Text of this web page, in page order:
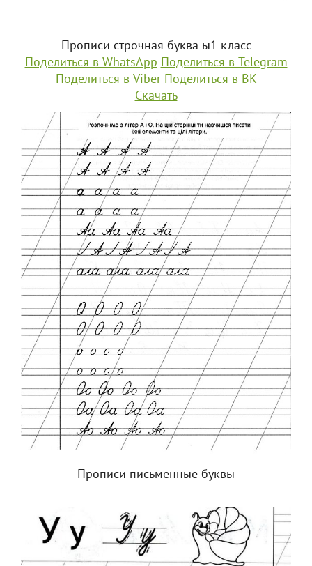
Прописи строчная буква ы1 класс
Поделиться в WhatsApp Поделиться в Telegram
Поделиться в Viber Поделиться в ВК
Скачать
Прописи письменные буквы